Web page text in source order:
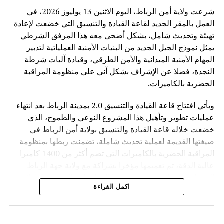
فقط تطوير القدرات التقنية، بل ضمان أن تكون هذه القدرات
متاحة بشكل عادل وآمن لجميع الدول.
وفي ظل المنافسة العالمية المتزايدة في مجال الذكاء
الاصطناعي، تطرح الصين رؤية تقوم على اعتبار التكنولوجيا
جسراً للتعاون والتنمية، وليس مجالاً للصراع، مؤكدة أن مستقبل
الذكاء الاصطناعي يجب أن يكون قائماً على الحكمة البشرية
والمسؤولية المشتركة من أجل خدمة رفاهية الشعوب
شرعت ولاية أمن الرباط، اليوم الاثنين 13 يوليوز 2026، في
العمل بالمقر الجديد لقاعة القيادة والتنسيق التي خضعت لإعادة
تهيئة وتحديث شامل، بشكل أضحى معه هذا المرفق الشرطي
يمثل نموذج الجيل الجديد من البنيات الأمنية العملياتية لتدبير
المهام الأمنية الميدانية والأمن الطرقي، وقيادة آليات شرطة
النجدة، فضلا عن الإشراف بشكل آني على منظومة المراقبة
الحضرية بالكاميرات.
ويأتي افتتاح قاعة القيادة والتنسيق 2.0 بمدينة الرباط بعد انتهاء
عمليات تطوير وتأهيل هذا المشروع النوعي والطموح، الذي
خضعت خلاله قاعة القيادة والتنسيق بولاية أمن الرباط في
صيغتها القديمة لعملية تحديث شاملة، تضمنت ربطها بمنظومة
المراقبة الحضرية بالكاميرات التي تضم أكثر من 1400 كاميرا
القنيطرة، فضلا عن تحديث بنيتها المعلوماتية التحتية من خلال
تدعيمها بمختلف أنظمة الاتصال ونقل البيانات التابعة للأمن
اكمل القراءة